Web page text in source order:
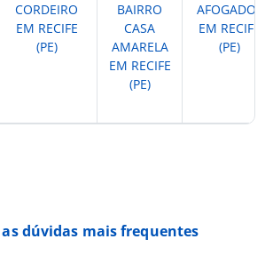
CORDEIRO
EM RECIFE
(PE)
BAIRRO
CASA
AMARELA
EM RECIFE
(PE)
AFOGADOS
EM RECIFE
(PE)
dúvidas mais frequentes